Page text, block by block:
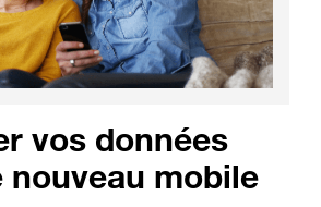
vos données
nouveau mobile